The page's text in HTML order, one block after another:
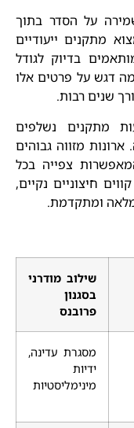
על הסדר בתוך
מתקנים ייעודיים
בדיוק לגודל
דגש על פרטים אלו
שנים רבות.
מתקנים נשלפים
מזווה גבוהים
צפייה בכל
חיצוניים נקיים,
מלאה ומתקדמת.
שילוב מודרני
בסגנון
פרובנס
מסגרת עדינה,
ידיות
מינימליסטיות